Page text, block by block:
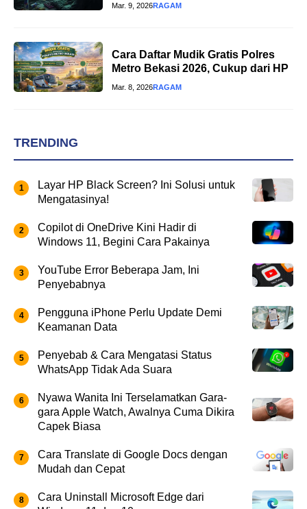
Mar. 9, 2026RAGAM
Cara Daftar Mudik Gratis Polres
Metro Bekasi 2026, Cukup dari HP
Mar. 8, 2026RAGAM
TRENDING
Layar HP Black Screen? Ini Solusi untuk
Mengatasinya!
Copilot di OneDrive Kini Hadir di
Windows 11, Begini Cara Pakainya
YouTube Error Beberapa Jam, Ini
Penyebabnya
Pengguna iPhone Perlu Update Demi
Keamanan Data
Penyebab & Cara Mengatasi Status
WhatsApp Tidak Ada Suara
Nyawa Wanita Ini Terselamatkan Gara-
gara Apple Watch, Awalnya Cuma Dikira
Capek Biasa
Cara Translate di Google Docs dengan
Mudah dan Cepat
Cara Uninstall Microsoft Edge dari